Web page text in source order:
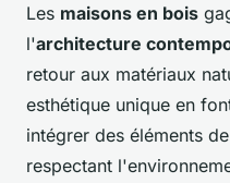
Les maisons en bois
l'architecture
retour aux matériaux
esthétique unique en
intégrer des éléments de
respectant